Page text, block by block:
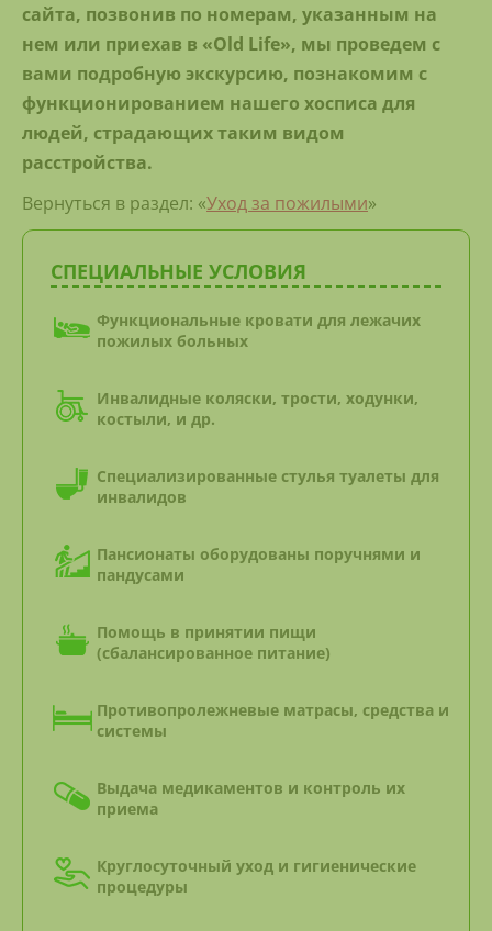
сайта, позвонив по номерам, указанным на
нем или приехав в «Old Life», мы проведем с
вами подробную экскурсию, познакомим с
функционированием нашего хосписа для
людей, страдающих таким видом
расстройства.
Вернуться в раздел: «Уход за пожилыми»
СПЕЦИАЛЬНЫЕ УСЛОВИЯ
Функциональные кровати для лежачих
пожилых больных
Инвалидные коляски, трости, ходунки,
костыли, и др.
Специализированные стулья туалеты для
инвалидов
Пансионаты оборудованы поручнями и
пандусами
Помощь в принятии пищи
(сбалансированное питание)
Противопролежневые матрасы, средства и
системы
Выдача медикаментов и контроль их
приема
Круглосуточный уход и гигиенические
процедуры